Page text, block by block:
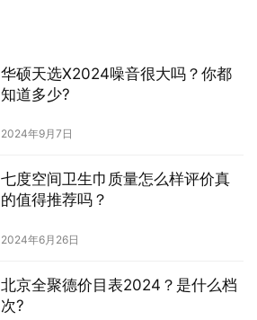
华硕天选X2024噪音很大吗？你都
知道多少?
2024年9月7日
七度空间卫生巾质量怎么样评价真
的值得推荐吗？
2024年6月26日
北京全聚德价目表2024？是什么档
次?